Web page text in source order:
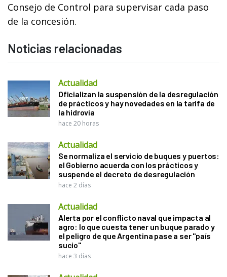
Consejo de Control para supervisar cada paso
de la concesión.
Noticias relacionadas
Actualidad
Oficializan la suspensión de la desregulación
de prácticos y hay novedades en la tarifa de
la hidrovía
hace 20 horas
Actualidad
Se normaliza el servicio de buques y puertos:
el Gobierno acuerda con los prácticos y
suspende el decreto de desregulación
hace 2 días
Actualidad
Alerta por el conflicto naval que impacta al
agro: lo que cuesta tener un buque parado y
el peligro de que Argentina pase a ser "país
sucio"
hace 3 días